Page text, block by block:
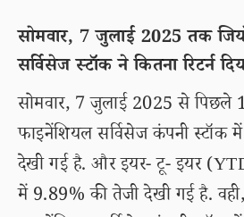
सोमवार, 7 जुलाई 2025 तक
सर्विसेज स्टॉक ने कितना रिटर्न
सोमवार, 7 जुलाई 2025 से पिछले
फाइनेंशियल सर्विसेज कंपनी स्टॉक
देखी गई है. और इयर- टू- इयर
में 9.89% की तेजी देखी गई है.